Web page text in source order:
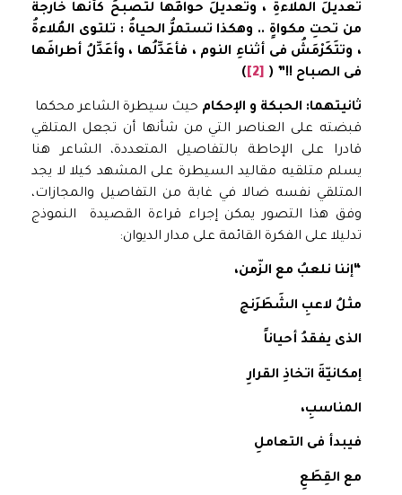
تعديلَ الملاءةِ ، وتعديلَ حوافِّها لتصبحَ كأنها خارجةٌ
من تحتِ مكواةٍ .. وهكذا تستمرُّ الحياةُ : تلتوى المُلاءةُ
، وتتَكَرْمَشُ فى أثناءِ النوم ، فأعَدِّلُها ، وأعَدِّلُ أطرافَها
فى الصباح !!” ( [2]
)
ثانيتهما: الحبكة و الإحكام حيث سيطرة الشاعر محكما
قبضته على العناصر التي من شأنها أن تجعل المتلقي
قادرا على الإحاطة بالتفاصيل المتعددة، الشاعر هنا
يسلم متلقيه مقاليد السيطرة على المشهد كيلا لا يجد
المتلقي نفسه ضالا في غابة من التفاصيل والمجازات،
وفق هذا التصور يمكن إجراء قراءة القصيدة النموذج
تدليلا على الفكرة القائمة على مدار الديوان:
“إننا نلعبُ مع الزّمن،
مثلُ لاعبِ الشَطَرَنج
الذى يفقدُ أحياناً
إمكانيّةَ اتخاذِ القرارِ
المناسبِ،
فيبدأ فى التعاملِ
مع القِطَعِ